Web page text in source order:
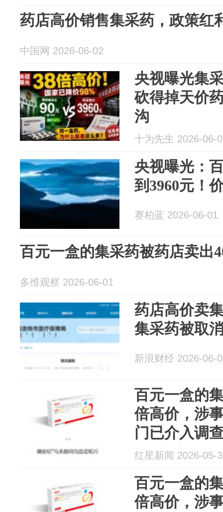
药店高价销售集采药，政策红
中国网 2026-06-02
央视曝光集
砍得掉天价
沟
十为先生 2026-06-
央视曝光：
到3960元！
赛柏蓝 2026-06-01
百元一盒的集采药被药店卖出
多维观察 2026-06-01
药店高价卖
集采药被取
新浪财经 2026-06-
百元一盒的
倍高价，涉
门已介入调
红星新闻 2026-05-
百元一盒的
倍高价，涉